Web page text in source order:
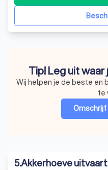
Tip! Leg uit
Wij helpen je de beste en
te
5.Akkerhoeve